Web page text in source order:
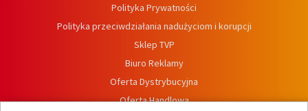
Polityka Prywatności
Polityka przeciwdziałania nadużyciom i korupcji
Sklep TVP
Biuro Reklamy
Oferta Dystrybucyjna
Oferta Handlowa